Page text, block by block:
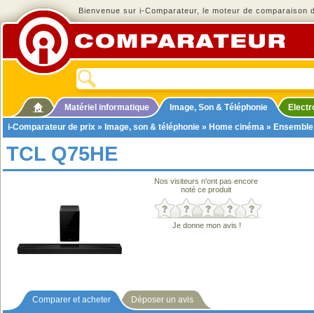
Bienvenue sur i-Comparateur, le moteur de comparaison
Matériel informatique Image, Son & Téléphonie
i-Comparateur de prix » Image, son & téléphonie » Home cinéma »
TCL Q75HE
Nos visiteurs n'ont pas encore
noté ce produit
Je donne mon avis !
Comparer et acheter Déposer un avis